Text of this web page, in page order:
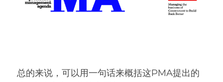
总的来说，可以用一句话来概括这PMA提出的